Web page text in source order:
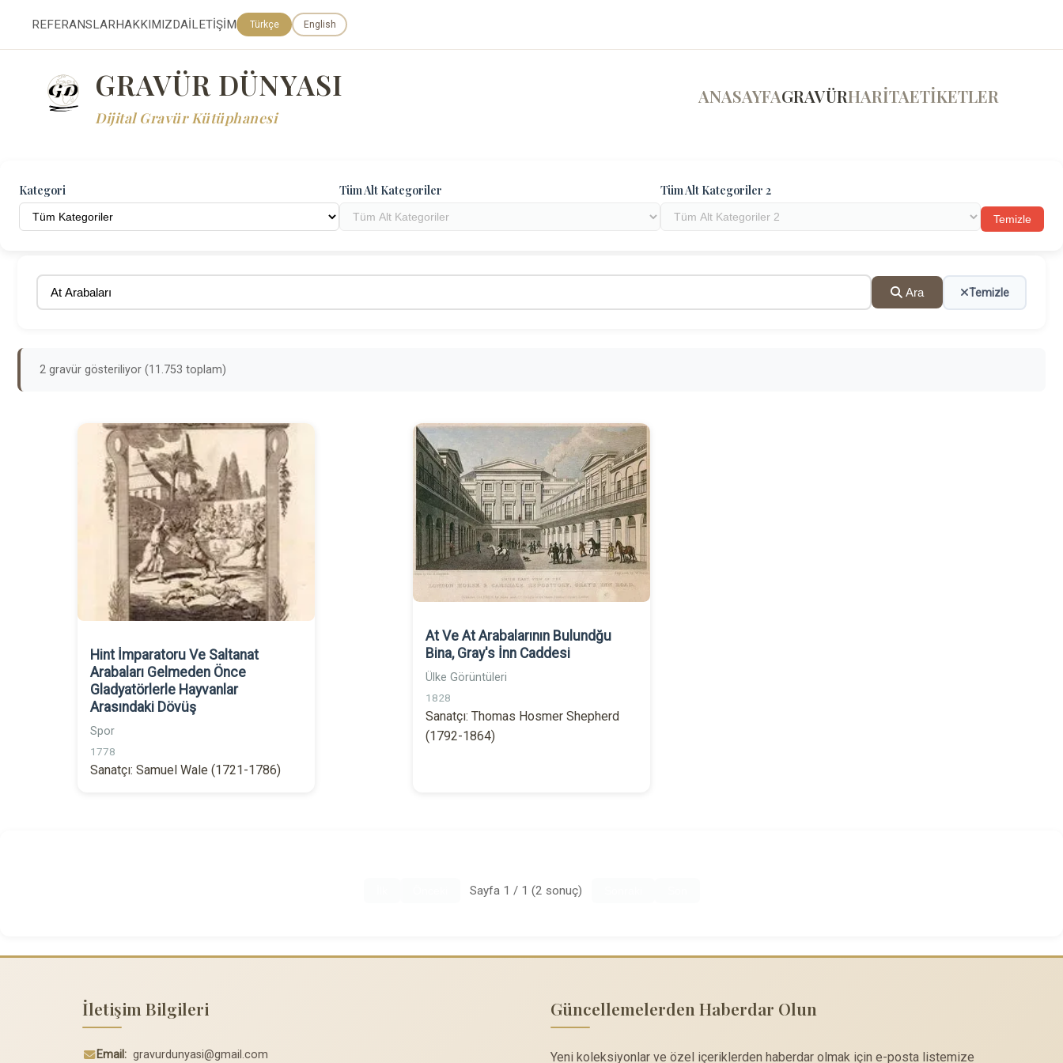
REFERANSLARHAKKIMIZDAİLETİŞİM Türkçe English
GRAVÜR DÜNYASI
Dijital Gravür Kütüphanesi
ANASAYFAGRAVÜRHARİTAETİKETLER
Kategori Tüm Alt Kategoriler Tüm Alt Kategoriler 2
Temizle
Ara Temizle
2 gravür gösteriliyor (11.753 toplam)
Hint İmparatoru Ve Saltanat
Arabaları Gelmeden Önce
Gladyatörlerle Hayvanlar
Arasındaki Dövüş
Spor
1778
Sanatçı: Samuel Wale (1721-1786)
At Ve At Arabalarının Bulundğu
Bina, Gray's İnn Caddesi
Ülke Görüntüleri
1828
Sanatçı: Thomas Hosmer Shepherd
(1792-1864)
Sayfa 1 / 1 (2 sonuç)
İletişim Bilgileri
Email: gravurdunyasi@gmail.com
Güncellemelerden Haberdar Olun
Yeni koleksiyonlar ve özel içeriklerden haberdar olmak için e-posta listemize